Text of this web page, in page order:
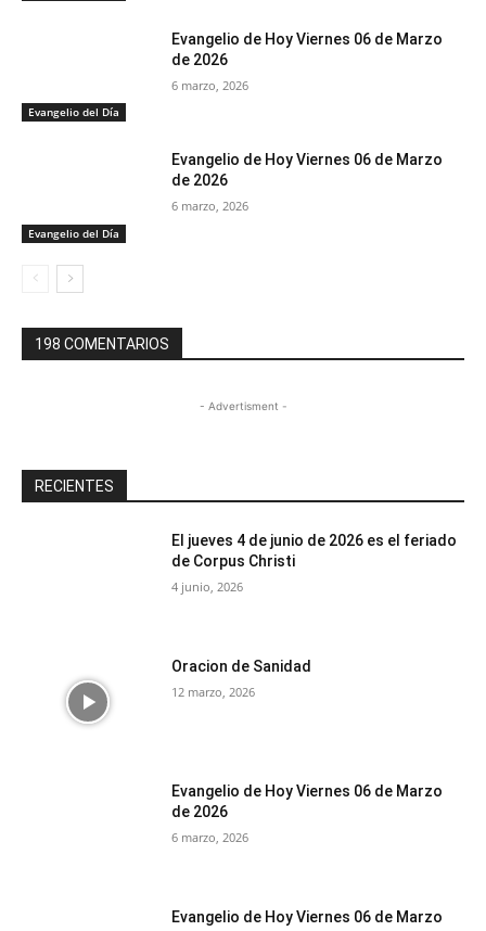
Evangelio del Día
Evangelio de Hoy Viernes 06 de Marzo
de 2026
6 marzo, 2026
Evangelio del Día
Evangelio de Hoy Viernes 06 de Marzo
de 2026
6 marzo, 2026
198 COMENTARIOS
- Advertisment -
RECIENTES
El jueves 4 de junio de 2026 es el feriado
de Corpus Christi
4 junio, 2026
Oracion de Sanidad
12 marzo, 2026
Evangelio de Hoy Viernes 06 de Marzo
de 2026
6 marzo, 2026
Evangelio de Hoy Viernes 06 de Marzo